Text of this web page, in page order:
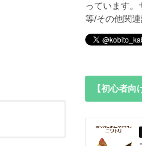
っています。
等/その他関連
【初心者